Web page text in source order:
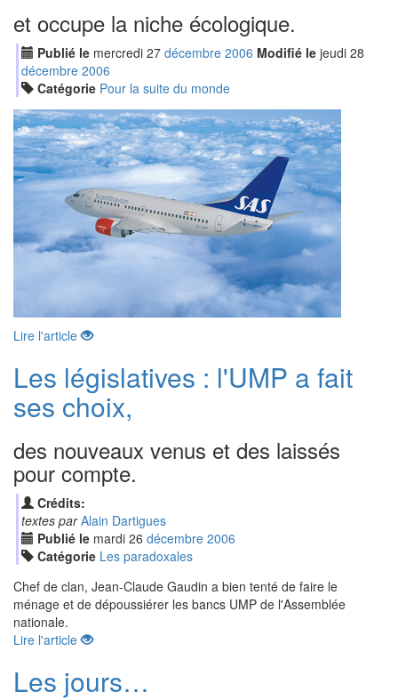
et occupe la niche écologique.
Publié le mercredi 27 décembre 2006 Modifié le jeudi 28
décembre 2006
Catégorie Pour la suite du monde
Lire l'article
Les législatives : l'UMP a fait
ses choix,
des nouveaux venus et des laissés
pour compte.
Crédits:
textes par Alain Dartigues
Publié le mardi 26 décembre 2006
Catégorie Les paradoxales
Chef de clan, Jean-Claude Gaudin a bien tenté de faire le
ménage et de dépoussiérer les bancs UMP de l'Assemblée
nationale.
Lire l'article
Les jours…